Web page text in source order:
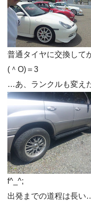
普通タイヤに交換して
(＾O)＝3
…あ、ランクルも変え
f^_^;
出発までの道程は長い